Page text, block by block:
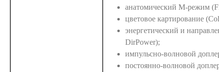
анатомический М-режим
цветовое картирование
энергетический и
DirPower);
импульсно-волновой
постоянно-волновой